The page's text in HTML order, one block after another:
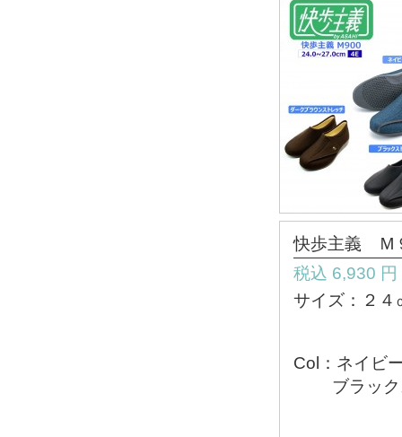
快歩主義 Ｍ
税込 6,930
サイズ：２４
Col：ネイビ
ブラックス